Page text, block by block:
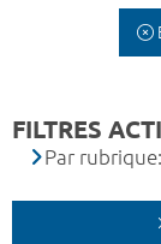
FILTRES
Par